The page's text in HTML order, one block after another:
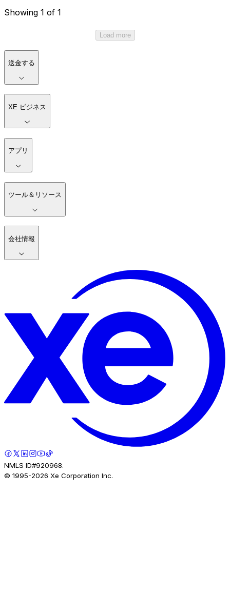
Showing 1 of 1
Load more
送金する
XE ビジネス
アプリ
ツール＆リソース
会社情報
NMLS ID#920968.
© 1995-2026 Xe Corporation Inc.